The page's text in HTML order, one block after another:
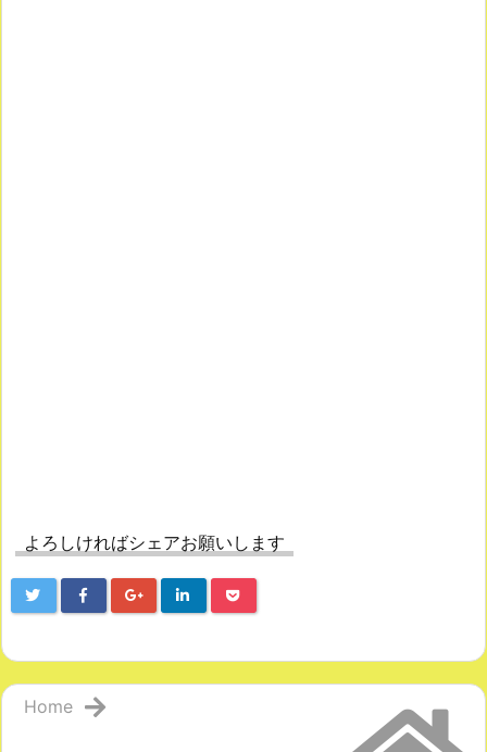
よろしければシェアお願いします
Home